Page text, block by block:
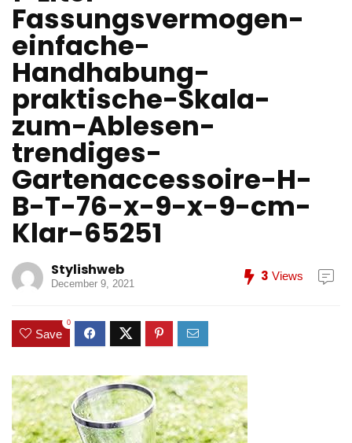
Fassungsvermogen-
einfache-
Handhabung-
praktische-Skala-
zum-Ablesen-
trendiges-
Gartenaccessoire-H-
B-T-76-x-9-x-9-cm-
Klar-65251
Stylishweb
December 9, 2021 3 Views
Save
0